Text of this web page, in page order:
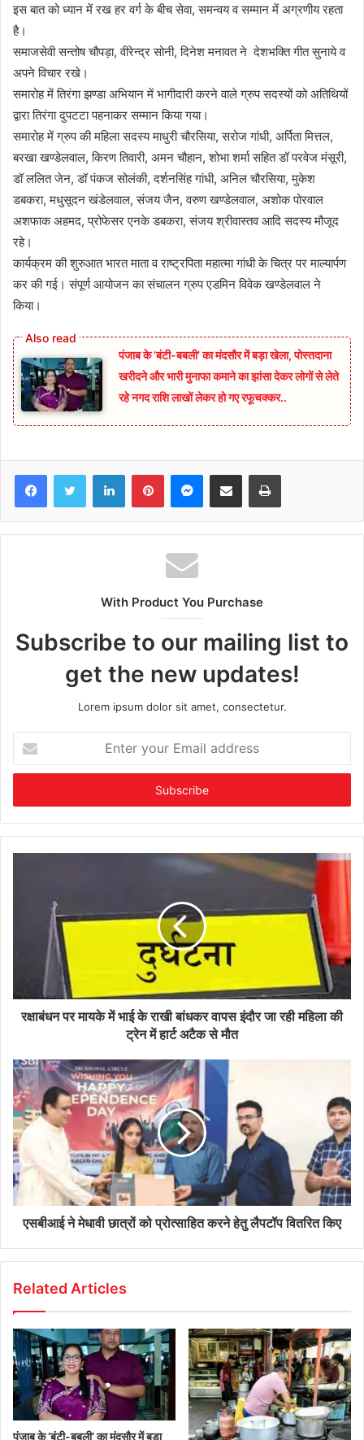
इस बात को ध्यान में रख हर वर्ग के बीच सेवा, समन्वय व सम्मान में अग्रणीय रहता
है।
समाजसेवी सन्तोष चौपड़ा, वीरेन्द्र सोनी, दिनेश मनावत ने देशभक्ति गीत सुनाये व
अपने विचार रखे।
समारोह में तिरंगा झण्डा अभियान में भागीदारी करने वाले ग्रुप सदस्यों को अतिथियों
द्वारा तिरंगा दुपटटा पहनाकर सम्मान किया गया।
समारोह में ग्रुप की महिला सदस्य माधुरी चौरसिया, सरोज गांधी, अर्पिता मित्तल,
बरखा खण्डेलवाल, किरण तिवारी, अमन चौहान, शोभा शर्मा सहित डॉ परवेज मंसूरी,
डॉ ललित जेन, डॉ पंकज सोलंकी, दर्शनसिंह गांधी, अनिल चौरसिया, मुकेश
डबकरा, मधुसूदन खंडेलवाल, संजय जैन, वरुण खण्डेलवाल, अशोक पोरवाल
अशफाक अहमद, प्रोफेसर एनके डबकरा, संजय श्रीवास्तव आदि सदस्य मौजूद
रहे।
कार्यक्रम की शुरुआत भारत माता व राष्ट्रपिता महात्मा गांधी के चित्र पर माल्यार्पण
कर की गई। संपूर्ण आयोजन का संचालन ग्रुप एडमिन विवेक खण्डेलवाल ने
किया।
पंजाब के ‘बंटी-बबली’ का मंदसौर में बड़ा खेला, पोस्तदाना
खरीदने और भारी मुनाफा कमाने का झांसा देकर लोगों से लेते
रहे नगद राशि लाखों लेकर हो गए रफूचक्कर..
FacebookTwitter LinkedInPinterestMessenger
Share via Email Print
With Product You Purchase
Subscribe to our mailing list to
get the new updates!
Lorem ipsum dolor sit amet, consectetur.
your
Email
रक्षाबंधन पर मायके में भाई के राखी बांधकर वापस इंदौर जा रही महिला की
ट्रेन में हार्ट अटैक से मौत
एसबीआई ने मेधावी छात्रों को प्रोत्साहित करने हेतु लैपटॉप वितरित किए
Related Articles
पंजाब के ‘बंटी-बबली’ का मंदसौर में बड़ा